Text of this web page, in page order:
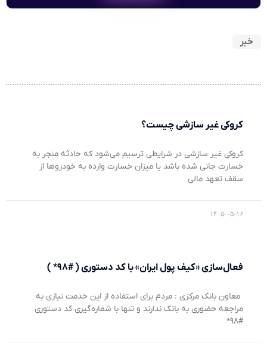
خبر
کروکی غیر سازشی چیست؟
کروکی غیر سازشی در شرایطی ترسیم می‌شود که حادثه منجر به
خسارت جانی شده باشد یا میزان خسارت وارده به خودروها از
سقف تعهد مالی
۱۴۰۵-۰۵-۱۶
فعال‌سازی «کیف پول ایران» با کد دستوری ( #۹۸* )
معاون بانک مرکزی : مردم برای استفاده از این خدمت نیازی به
مراجعه حضوری به بانک ندارند و تنها با شماره‌گیری کد دستوری
#۹۸*